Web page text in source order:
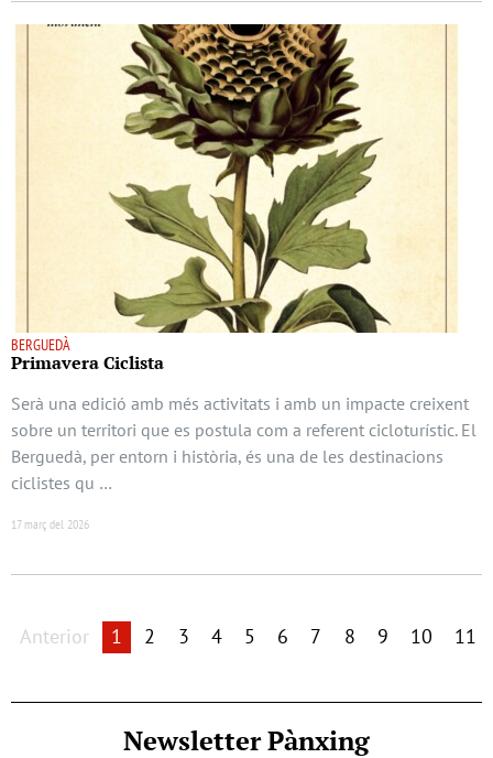
BERGUEDÀ
Primavera Ciclista
Serà una edició amb més activitats i amb un impacte creixent
sobre un territori que es postula com a referent cicloturístic. El
Berguedà, per entorn i història, és una de les destinacions
ciclistes qu …
17 març del 2026
Anterior 1 2 3 4 5 6 7 8 9 10 11
Newsletter Pànxing